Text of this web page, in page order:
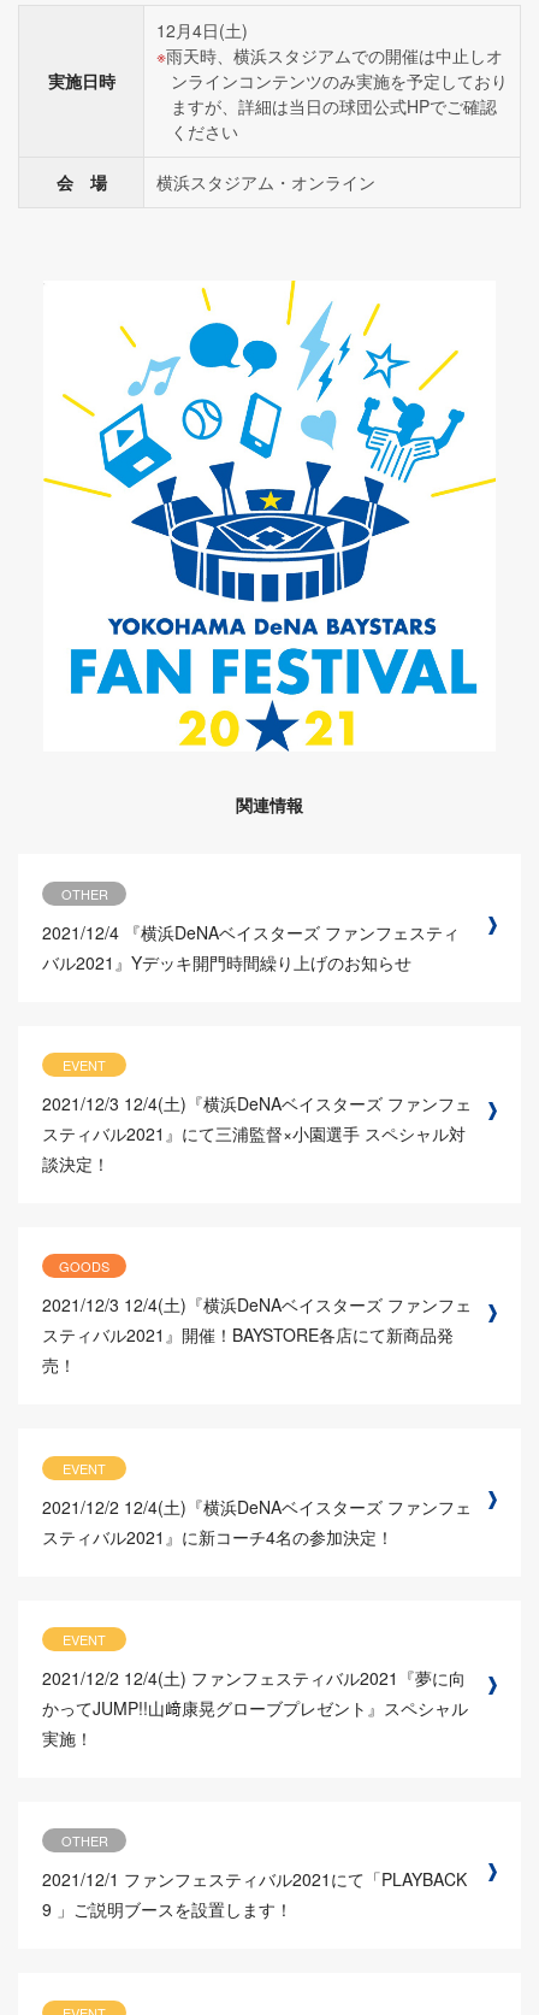
実施日時
12月4日(土)
雨天時、横浜スタジアムでの開催は中止しオ
ンラインコンテンツのみ実施を予定しており
ますが、詳細は当日の球団公式HPでご確認
ください
会 場 横浜スタジアム・オンライン
関連情報
OTHER
2021/12/4 『横浜DeNAベイスターズ ファンフェスティ
バル2021』Yデッキ開門時間繰り上げのお知らせ
EVENT
2021/12/3 12/4(土)『横浜DeNAベイスターズ ファンフェ
スティバル2021』にて三浦監督×小園選手 スペシャル対
談決定！
GOODS
2021/12/3 12/4(土)『横浜DeNAベイスターズ ファンフェ
スティバル2021』開催！BAYSTORE各店にて新商品発
売！
EVENT
2021/12/2 12/4(土)『横浜DeNAベイスターズ ファンフェ
スティバル2021』に新コーチ4名の参加決定！
EVENT
2021/12/2 12/4(土) ファンフェスティバル2021『夢に向
かってJUMP!!山﨑康晃グローブプレゼント』スペシャル
実施！
OTHER
2021/12/1 ファンフェスティバル2021にて「PLAYBACK
9 」ご説明ブースを設置します！